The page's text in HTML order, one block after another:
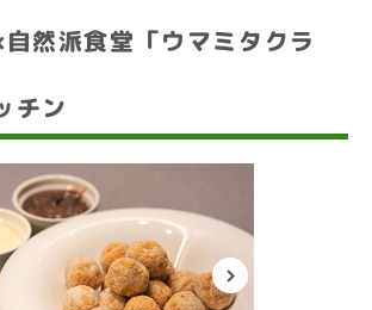
然派食堂「ウマミタクラ
チン